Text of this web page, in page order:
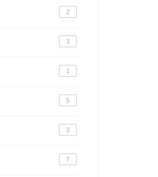
2
3
1
5
3
7